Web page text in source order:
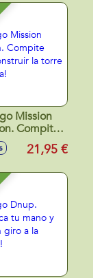
Mission
Compite
la
mas alta!
21,95 €